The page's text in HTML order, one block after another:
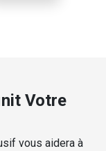
Votre
vous aidera à